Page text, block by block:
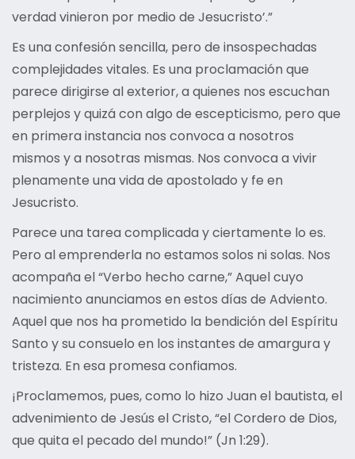
verdad vinieron por medio de Jesucristo’.”
Es una confesión sencilla, pero de insospechadas
complejidades vitales. Es una proclamación que
parece dirigirse al exterior, a quienes nos escuchan
perplejos y quizá con algo de escepticismo, pero que
en primera instancia nos convoca a nosotros
mismos y a nosotras mismas. Nos convoca a vivir
plenamente una vida de apostolado y fe en
Jesucristo.
Parece una tarea complicada y ciertamente lo es.
Pero al emprenderla no estamos solos ni solas. Nos
acompaña el “Verbo hecho carne,” Aquel cuyo
nacimiento anunciamos en estos días de Adviento.
Aquel que nos ha prometido la bendición del Espíritu
Santo y su consuelo en los instantes de amargura y
tristeza. En esa promesa confiamos.
¡Proclamemos, pues, como lo hizo Juan el bautista, el
advenimiento de Jesús el Cristo, “el Cordero de Dios,
que quita el pecado del mundo!” (Jn 1:29).